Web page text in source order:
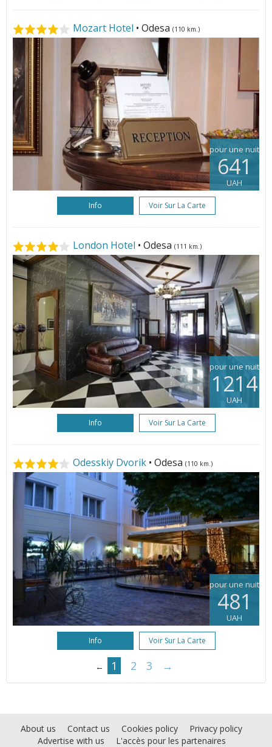
Mozart Hotel • Odesa (110 km.)
pour une nuit
641
UAH
Info Voir Sur La Carte
London Hotel • Odesa (111 km.)
pour une nuit
1214
UAH
Info Voir Sur La Carte
Odesskiy Dvorik • Odesa (110 km.)
pour une nuit
481
UAH
Info Voir Sur La Carte
← 1 2 3 →
About us Contact us Cookies policy
Privacy policy
Advertise with us
L'accès pour les partenaires